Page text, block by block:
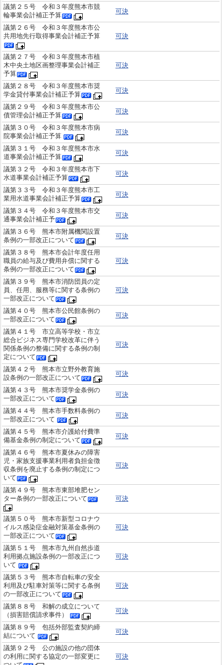
議第２５号 令和３年度熊本市競
輪事業会計補正予算
可決
議第２６号 令和３年度熊本市公
共用地先行取得事業会計補正予算
可決
議第２７号 令和３年度熊本市植
木中央土地区画整理事業会計補正
予算
可決
議第２８号 令和３年度熊本市奨
学金貸付事業会計補正予算
可決
議第２９号 令和３年度熊本市公
債管理会計補正予算
可決
議第３０号 令和３年度熊本市病
院事業会計補正予算
可決
議第３１号 令和３年度熊本市水
道事業会計補正予算
可決
議第３２号 令和３年度熊本市下
水道事業会計補正予算
可決
議第３３号 令和３年度熊本市工
業用水道事業会計補正予算
可決
議第３４号 令和３年度熊本市交
通事業会計補正予
可決
議第３６号 熊本市附属機関設置
条例の一部改正について
可決
議第３８号 熊本市会計年度任用
職員の給与及び費用弁償に関する
条例の一部改正について
可決
議第３９号 熊本市消防団員の定
員、任用、服務等に関する条例の
一部改正について
可決
議第４０号 熊本市公民館条例の
一部改正について
可決
議第４１号 市立高等学校・市立
総合ビジネス専門学校改革に伴う
関係条例の整備に関する条例の制
定について
可決
議第４２号 熊本市立野外教育施
設条例の一部改正について
可決
議第４３号 熊本市奨学金条例の
一部改正について
可決
議第４４号 熊本市手数料条例の
一部改正について
可決
議第４５号 熊本市介護給付費準
備基金条例の制定について
可決
議第４６号 熊本市夏休みの障害
児・家族支援事業利用者負担金徴
収条例を廃止する条例の制定につ
いて
可決
議第４９号 熊本市東部堆肥セン
ター条例の一部改正について
可決
議第５０号 熊本市新型コロナウ
イルス感染症金融対策基金条例の
一部改正について
可決
議第５１号 熊本市九州自然歩道
利用拠点施設条例の一部改正につ
いて
可決
議第５３号 熊本市自転車の安全
利用及び駐車対策等に関する条例
の一部改正について
可決
議第８８号 和解の成立について
（損害賠償請求事件）
可決
議第８９号 包括外部監査契約締
結について
可決
議第９２号 公の施設の他の団体
の利用に関する協定の一部変更に
可決